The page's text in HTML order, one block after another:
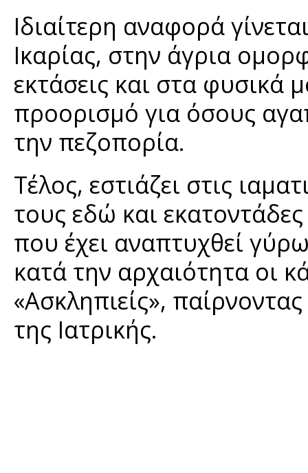
Ιδιαίτερη αναφορά
Ικαρίας, στην άγρια
εκτάσεις και στα φυσικά
προορισμό για όσους
την πεζοπορία.
Τέλος, εστιάζει στις
τους εδώ και
που έχει αναπτυχθεί
κατά την αρχαιότητα οι
«Ασκληπιείς»,
της Ιατρικής.